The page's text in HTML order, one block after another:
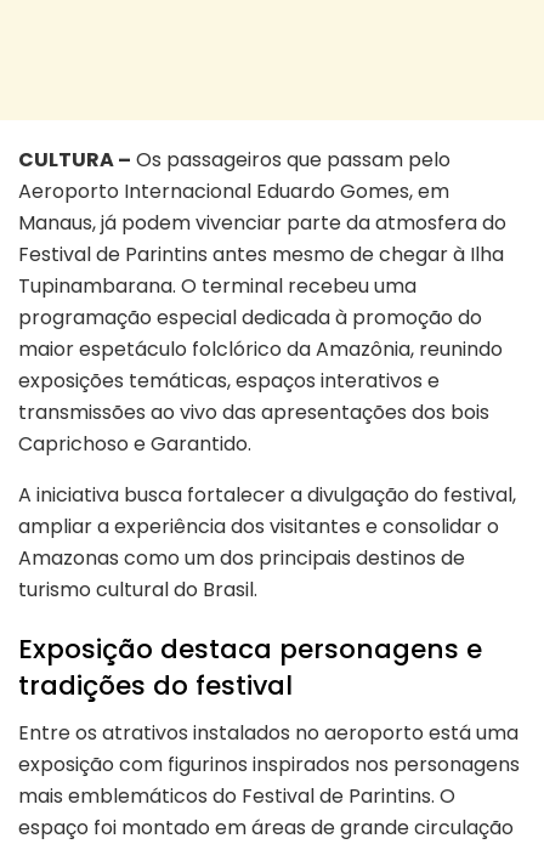
CULTURA – Os passageiros que passam pelo
Aeroporto Internacional Eduardo Gomes, em
Manaus, já podem vivenciar parte da atmosfera do
Festival de Parintins antes mesmo de chegar à Ilha
Tupinambarana. O terminal recebeu uma
programação especial dedicada à promoção do
maior espetáculo folclórico da Amazônia, reunindo
exposições temáticas, espaços interativos e
transmissões ao vivo das apresentações dos bois
Caprichoso e Garantido.
A iniciativa busca fortalecer a divulgação do festival,
ampliar a experiência dos visitantes e consolidar o
Amazonas como um dos principais destinos de
turismo cultural do Brasil.
Exposição destaca personagens e
tradições do festival
Entre os atrativos instalados no aeroporto está uma
exposição com figurinos inspirados nos personagens
mais emblemáticos do Festival de Parintins. O
espaço foi montado em áreas de grande circulação